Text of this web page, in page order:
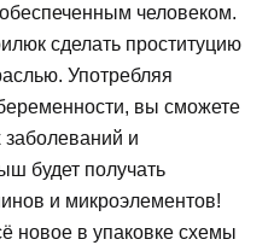
человеком.
сделать проституцию
Употребляя
вы сможете
заболеваний и
будет получать
и микроэлементов!
новое в упаковке схемы